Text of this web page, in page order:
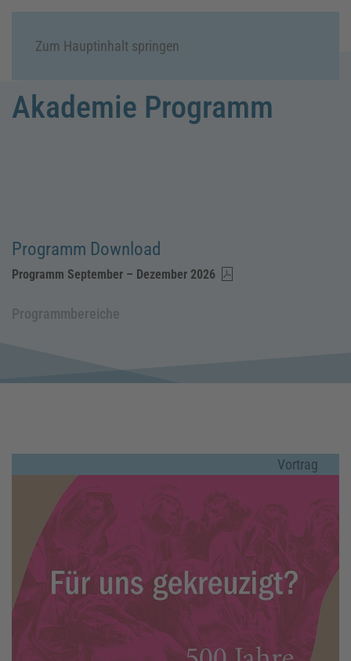
Zum Hauptinhalt springen
Akademie Programm
Programm Download
Programm September – Dezember 2026
Programmbereiche
Vortrag